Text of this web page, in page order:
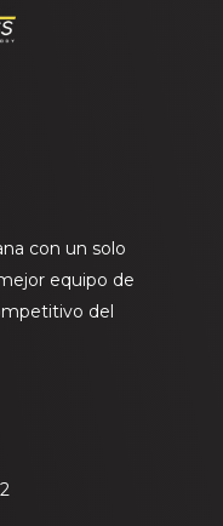
con un solo
equipo de
del